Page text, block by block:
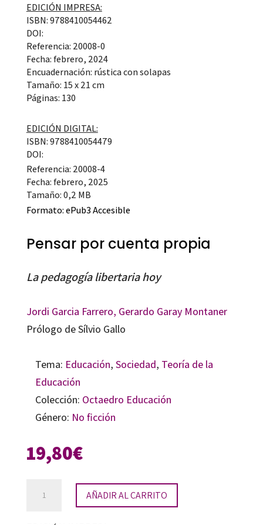
EDICIÓN IMPRESA:
ISBN: 9788410054462
DOI:
Referencia: 20008-0
Fecha: febrero, 2024
Encuadernación: rústica con solapas
Tamaño: 15 x 21 cm
Páginas: 130
EDICIÓN DIGITAL:
ISBN: 9788410054479
DOI:
Referencia: 20008-4
Fecha: febrero, 2025
Tamaño: 0,2 MB
Formato:ePub3 Accesible
Pensar por cuenta propia
La pedagogía libertaria hoy
Jordi Garcia Farrero, Gerardo Garay Montaner
Prólogo de Sílvio Gallo
Tema: Educación, Sociedad, Teoría de la
Educación
Colección: Octaedro Educación
Género: No ficción
19,80€
cuenta
AÑADIR AL CARRITO